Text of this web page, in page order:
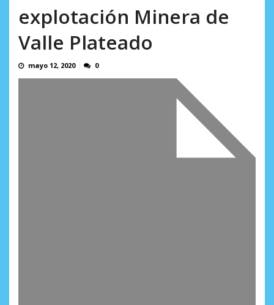
explotación Minera de
Valle Plateado
mayo 12, 2020 0